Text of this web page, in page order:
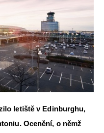
letiště v Edinburghu,
Ocenění, o němž
app
app
v letectví
námi